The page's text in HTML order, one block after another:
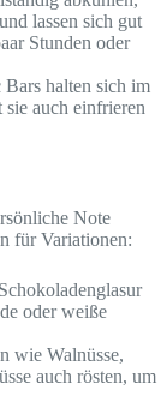
lassen sich gut
Stunden oder
halten sich im
auch einfrieren
Note
für Variationen:
oder weiße
wie Walnüsse,
auch rösten, um